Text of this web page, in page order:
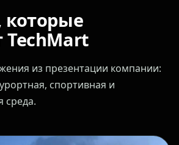
из презентации компании:
спортивная и
среда.